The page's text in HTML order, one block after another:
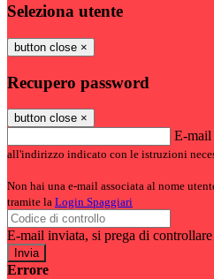
Seleziona utente
button close ×
Recupero password
button close ×
E-mail
all'indirizzo indicato con le istruzioni
Non hai una e-mail associata al nome
tramite la Login Spaggiari
E-mail inviata, si prega di
Errore